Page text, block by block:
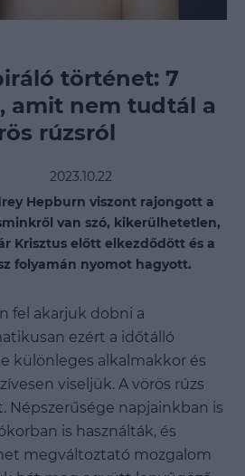
történet: 7
amit nem tudtál a
rúzsról
2023.10.22
Hepburn viszont rajongott a
van szó, kikerülhetetlen,
Krisztus előtt elkezdődött és a
folyamán nyomot hagyott.
fel akarjuk dobni a
ezért a időtálló
különleges alkalmakkor és
viseljük. A vörös rúzs
Népszerűsége napjainkban is
is használták, és
megváltoztató mozgalom